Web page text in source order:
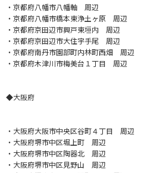
・京都府八幡市八幡軸 周辺
・京都府八幡市橋本東浄土ヶ原 周辺
・京都府京田辺市興戸東垣内 周辺
・京都府京田辺市大住宇手尾 周辺
・京都府南丹市園部町内林町西畑 周辺
・京都府木津川市梅美台１丁目 周辺
◆大阪府
・大阪府大阪市中央区谷町４丁目 周辺
・大阪府堺市中区堀上町 周辺
・大阪府堺市中区陶器北 周辺
・大阪府堺市中区見野山 周辺